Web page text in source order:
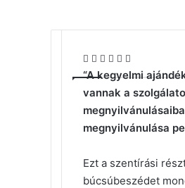
Facebook
X Reddit
WhatsApp
Megosztás
email-
“A kegyelmi
vannak a
megnyilvánulása
Ezt a szentírási
búcsúbeszédet